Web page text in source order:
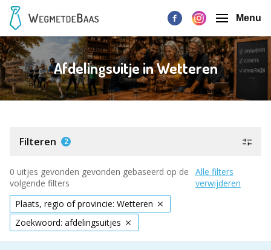
Menu
Afdelingsuitje in Wetteren
Filteren 2
0 uitjes gevonden gevonden gebaseerd op de
volgende filters
Alle filters
verwijderen
Plaats, regio of provincie: Wetteren
Zoekwoord: afdelingsuitjes